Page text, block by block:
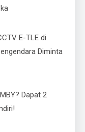
E-TLE di
Diminta
Dapat 2